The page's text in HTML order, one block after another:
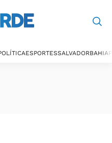
ESPORTESSALVADORBAHIA